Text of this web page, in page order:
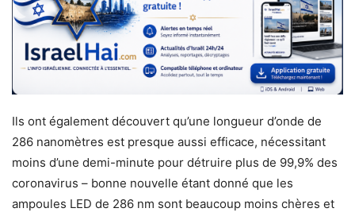
Ils ont également découvert qu’une longueur d’onde de
286 nanomètres est presque aussi efficace, nécessitant
moins d’une demi-minute pour détruire plus de 99,9% des
coronavirus – bonne nouvelle étant donné que les
ampoules LED de 286 nm sont beaucoup moins chères et